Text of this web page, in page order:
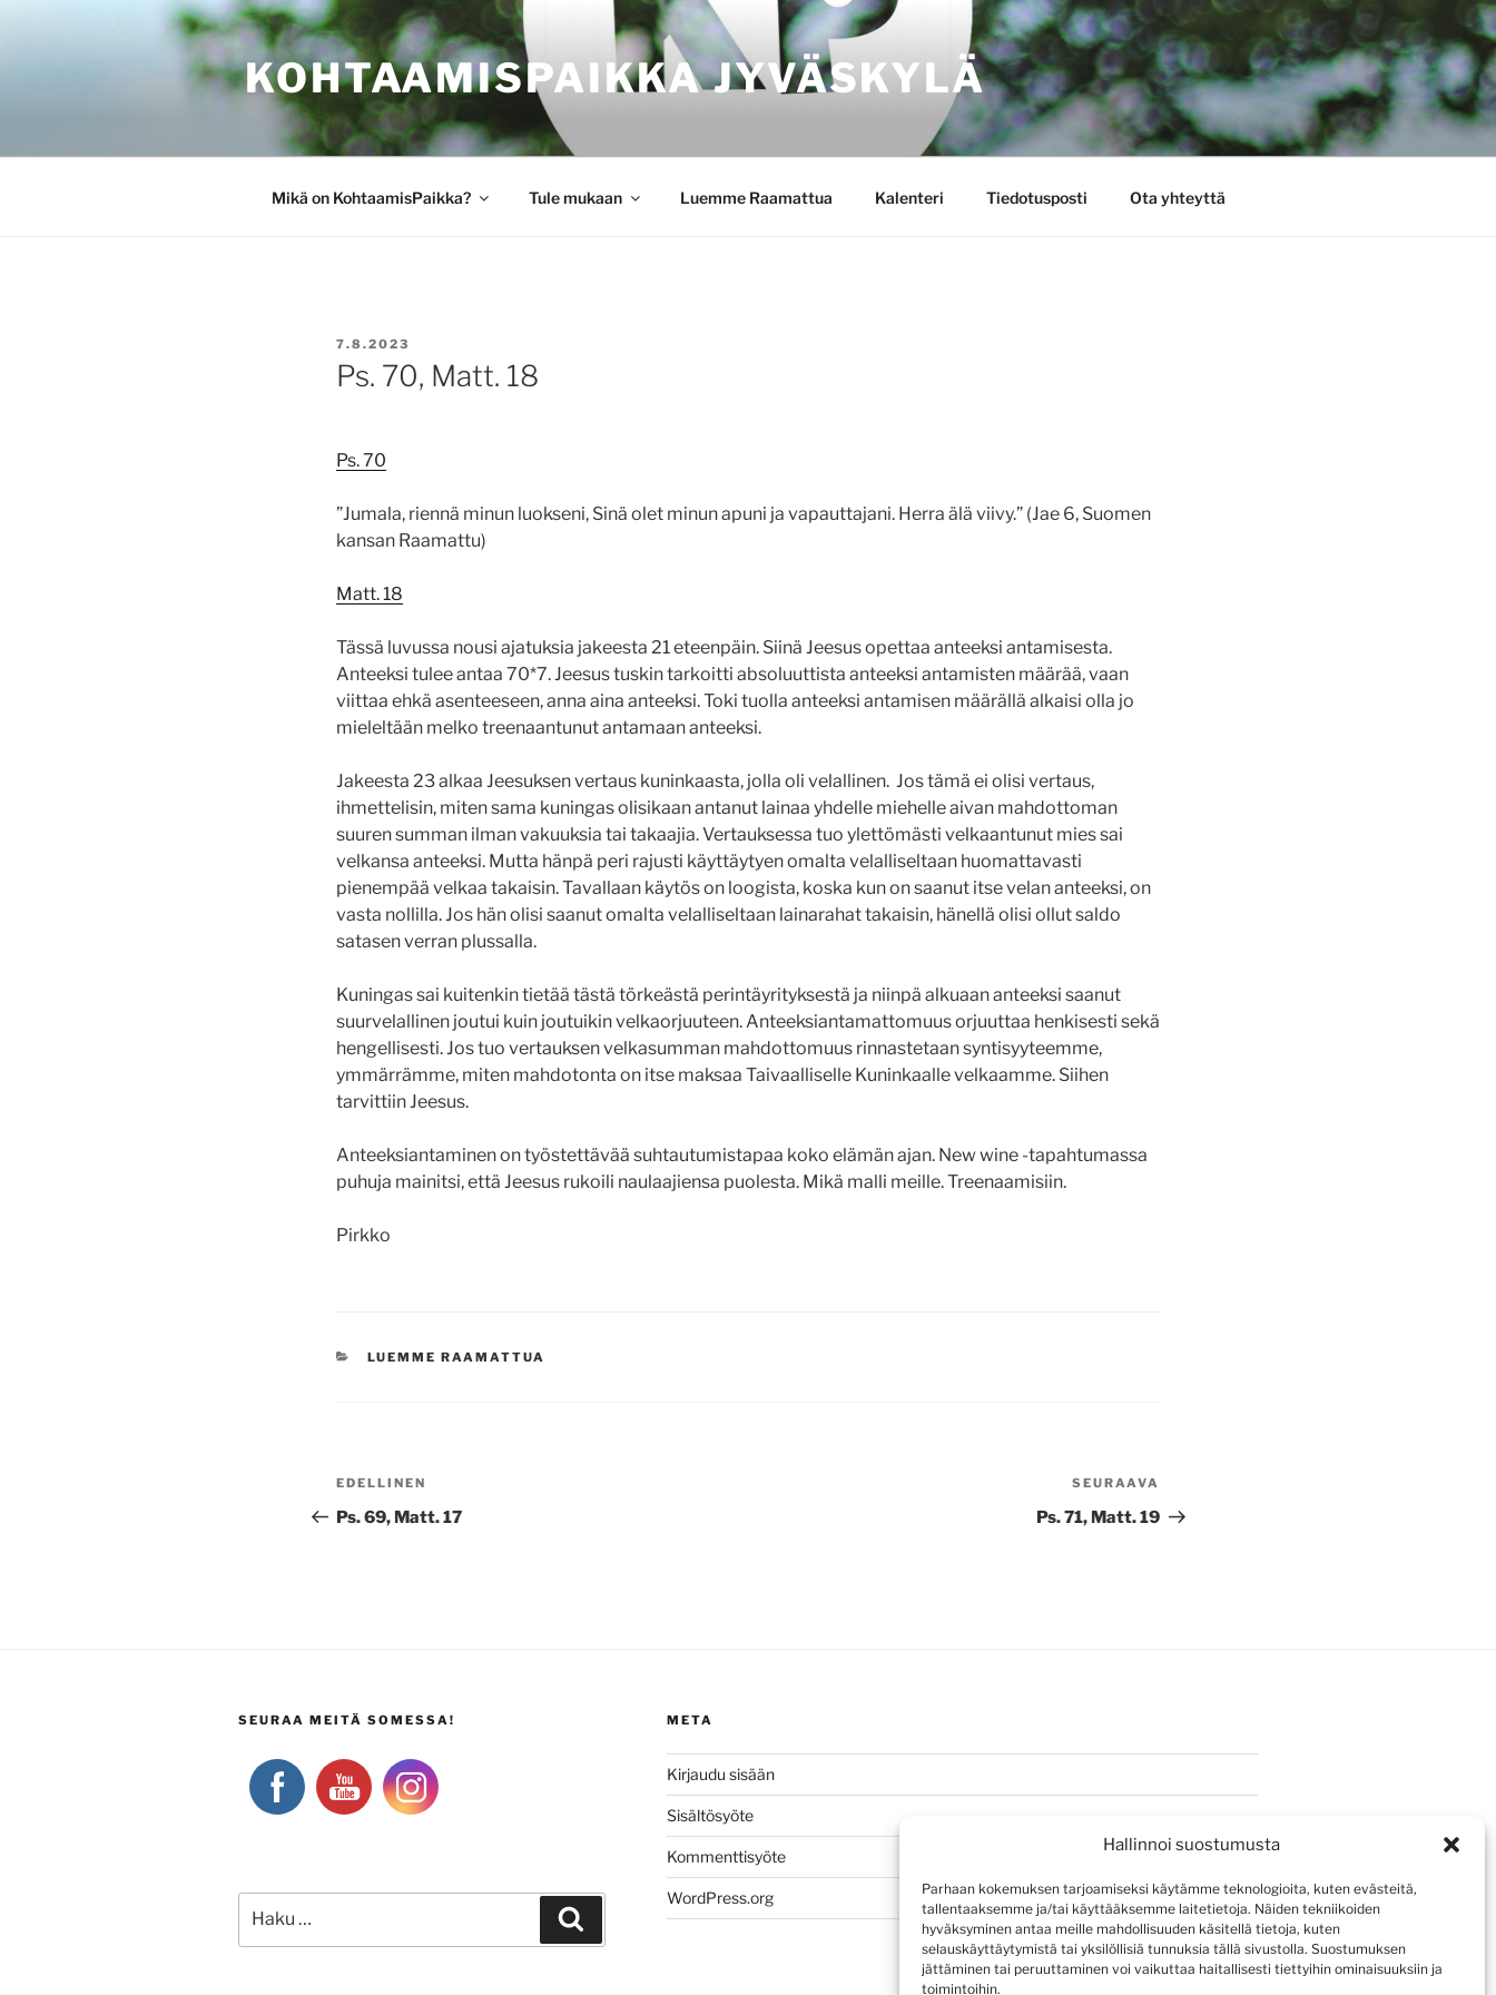
Hallinnoi suostumusta
Parhaan kokemuksen tarjoamiseksi käytämme teknologioita, kuten evästeitä,
tallentaaksemme ja/tai käyttääksemme laitetietoja. Näiden tekniikoiden
hyväksyminen antaa meille mahdollisuuden käsitellä tietoja, kuten
selauskäyttäytymistä tai yksilöllisiä tunnuksia tällä sivustolla. Suostumuksen
jättäminen tai peruuttaminen voi vaikuttaa haitallisesti tiettyihin ominaisuuksiin ja
toimintoihin.
KOHTAAMISPAIKKA JYVÄSKYLÄ
Mikä on KohtaamisPaikka? Tule mukaan Luemme Raamattua Kalenteri Tiedotusposti Ota yhteyttä
JULKAISTU
7.8.2023
Ps. 70, Matt. 18
Ps. 70
”Jumala, riennä minun luokseni, Sinä olet minun apuni ja vapauttajani. Herra älä viivy.” (Jae 6, Suomen
kansan Raamattu)
Matt. 18
Tässä luvussa nousi ajatuksia jakeesta 21 eteenpäin. Siinä Jeesus opettaa anteeksi antamisesta.
Anteeksi tulee antaa 70*7. Jeesus tuskin tarkoitti absoluuttista anteeksi antamisten määrää, vaan
viittaa ehkä asenteeseen, anna aina anteeksi. Toki tuolla anteeksi antamisen määrällä alkaisi olla jo
mieleltään melko treenaantunut antamaan anteeksi.
Jakeesta 23 alkaa Jeesuksen vertaus kuninkaasta, jolla oli velallinen. Jos tämä ei olisi vertaus,
ihmettelisin, miten sama kuningas olisikaan antanut lainaa yhdelle miehelle aivan mahdottoman
suuren summan ilman vakuuksia tai takaajia. Vertauksessa tuo ylettömästi velkaantunut mies sai
velkansa anteeksi. Mutta hänpä peri rajusti käyttäytyen omalta velalliseltaan huomattavasti
pienempää velkaa takaisin. Tavallaan käytös on loogista, koska kun on saanut itse velan anteeksi, on
vasta nollilla. Jos hän olisi saanut omalta velalliseltaan lainarahat takaisin, hänellä olisi ollut saldo
satasen verran plussalla.
Kuningas sai kuitenkin tietää tästä törkeästä perintäyrityksestä ja niinpä alkuaan anteeksi saanut
suurvelallinen joutui kuin joutuikin velkaorjuuteen. Anteeksiantamattomuus orjuuttaa henkisesti sekä
hengellisesti. Jos tuo vertauksen velkasumman mahdottomuus rinnastetaan syntisyyteemme,
ymmärrämme, miten mahdotonta on itse maksaa Taivaalliselle Kuninkaalle velkaamme. Siihen
tarvittiin Jeesus.
Anteeksiantaminen on työstettävää suhtautumistapaa koko elämän ajan. New wine -tapahtumassa
puhuja mainitsi, että Jeesus rukoili naulaajiensa puolesta. Mikä malli meille. Treenaamisiin.
Pirkko
KATEGORIAT
LUEMME RAAMATTUA
Artikkelien
selaus
Edellinen
artikkeli
EDELLINEN
Ps. 69, Matt. 17
artikkeli
SEURAAVA
Ps. 71, Matt. 19
SEURAA MEITÄ SOMESSA! META
Kirjaudu sisään
Sisältösyöte
Kommenttisyöte
WordPress.org